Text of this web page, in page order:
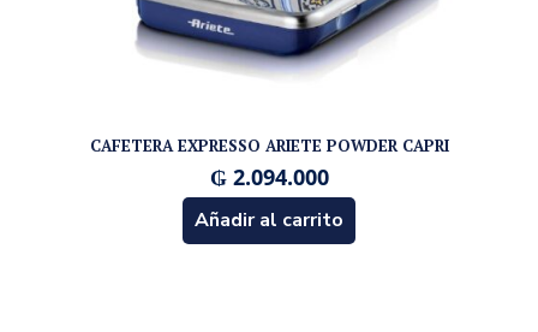
CAFETERA EXPRESSO ARIETE POWDER CAPRI
₲2.094.000
Añadir al carrito